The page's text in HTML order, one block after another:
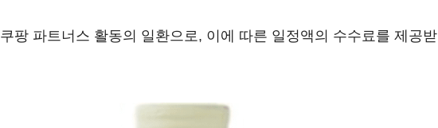
팡 파트너스 활동의 일환으로, 이에 따른 일정액의 수수료를 제공받